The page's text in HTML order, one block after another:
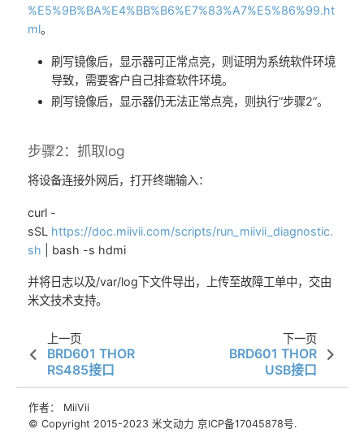
%E5%9B%BA%E4%BB%B6%E7%83%A7%E5%86%99.ht
ml。
刷写镜像后，显示器可正常点亮，则证明为系统软件环境
导致，需要客户自己排查软件环境。
刷写镜像后，显示器仍无法正常点亮，则执行”步骤2”。
步骤2：抓取log
将设备连接外网后，打开终端输入：
curl -
sSL https://doc.miivii.com/scripts/run_miivii_diagnostic.
sh | bash -s hdmi
并将日志以及/var/log下文件导出，上传至故障工单中，交由
米文技术支持。
上一页
BRD601 THOR
RS485接口
下一页
BRD601 THOR
USB接口
作者： MiiVii
© Copyright 2015-2023 米文动力 京ICP备17045878号.